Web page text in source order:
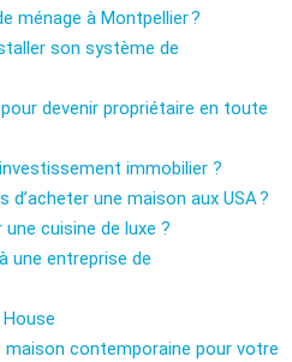
ménage à Montpellier ?
son système de
devenir propriétaire en toute
immobilier ?
une maison aux USA ?
cuisine de luxe ?
une entreprise de
contemporaine pour votre